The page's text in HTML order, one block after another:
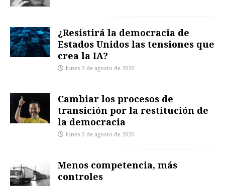
¿Resistirá la democracia de
Estados Unidos las tensiones que
crea la IA?
lunes 3 de agosto de 2026
Cambiar los procesos de
transición por la restitución de
la democracia
lunes 3 de agosto de 2026
Menos competencia, más
controles